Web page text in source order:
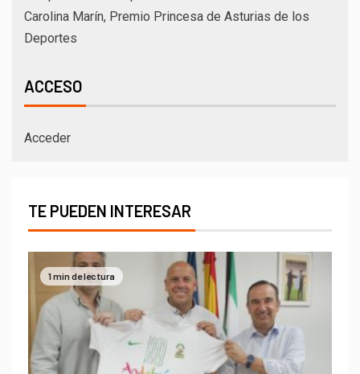
Carolina Marín, Premio Princesa de Asturias de los
Deportes
ACCESO
Acceder
TE PUEDEN INTERESAR
1 min de lectura